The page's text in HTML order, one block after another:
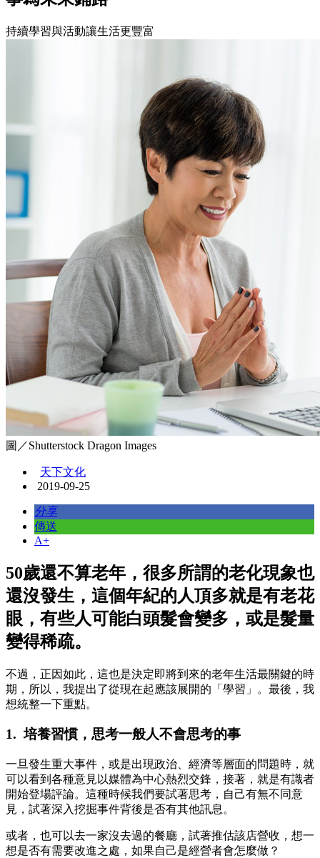
持續學習與活動讓生活更豐富
圖／Shutterstock Dragon Images
天下文化
2019-09-25
分享
傳送
A+
50歲還不算老年，很多所謂的老化現象也
還沒發生，這個年紀的人頂多就是有老花
眼，有些人可能白頭髮會變多，或是髮量
變得稀疏。
不過，正因如此，這也是決定即將到來的老年生活最關鍵的時
期，所以，我提出了從現在起應該展開的「學習」。最後，我
想統整一下重點。
1. 培養習慣，思考一般人不會思考的事
一旦發生重大事件，或是出現政治、經濟等層面的問題時，就
可以看到各種意見以媒體為中心熱烈交鋒，接著，就是有識者
開始登場評論。這種時候我們要試著思考，自己有無不同意
見，試著深入挖掘事件背後是否有其他訊息。
或者，也可以去一家沒去過的餐廳，試著推估該店營收，想一
想是否有需要改進之處，如果自己是經營者會怎麼做？